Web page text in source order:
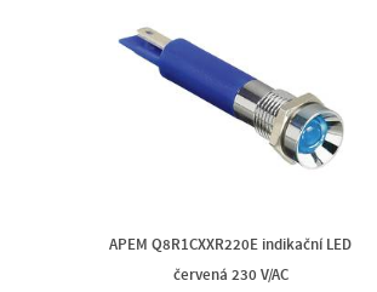
APEM Q8R1CXXR220E indikační LED
červená 230 V/AC